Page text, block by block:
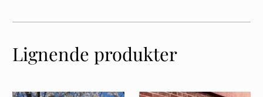
Lignende produkter